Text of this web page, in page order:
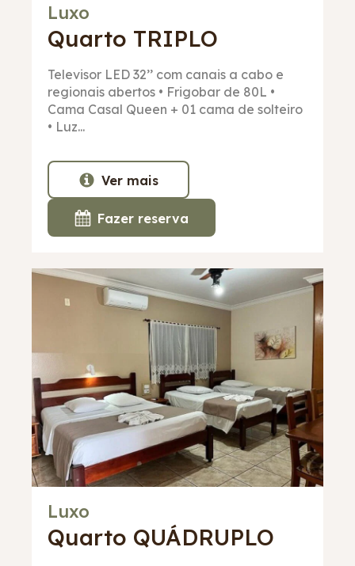
Luxo
Quarto TRIPLO
Televisor LED 32’’ com canais a cabo e
regionais abertos • Frigobar de 80L •
Cama Casal Queen + 01 cama de solteiro
• Luz...
Ver mais
Fazer reserva
Luxo
Quarto QUÁDRUPLO